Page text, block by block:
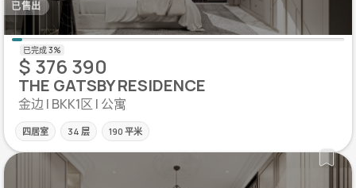
已售出
$ 376 390
THE GATSBY RESIDENCE
金边 | BKK1区 | 公寓
四居室 34 层 190 平米